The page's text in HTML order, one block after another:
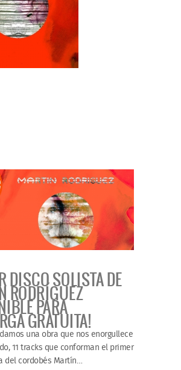
DISCO SOLISTA DE
RODRÍGUEZ
PARA
GRATUITA!
una obra que nos enorgullece
11 tracks que conforman el primer
del cordobés Martín…